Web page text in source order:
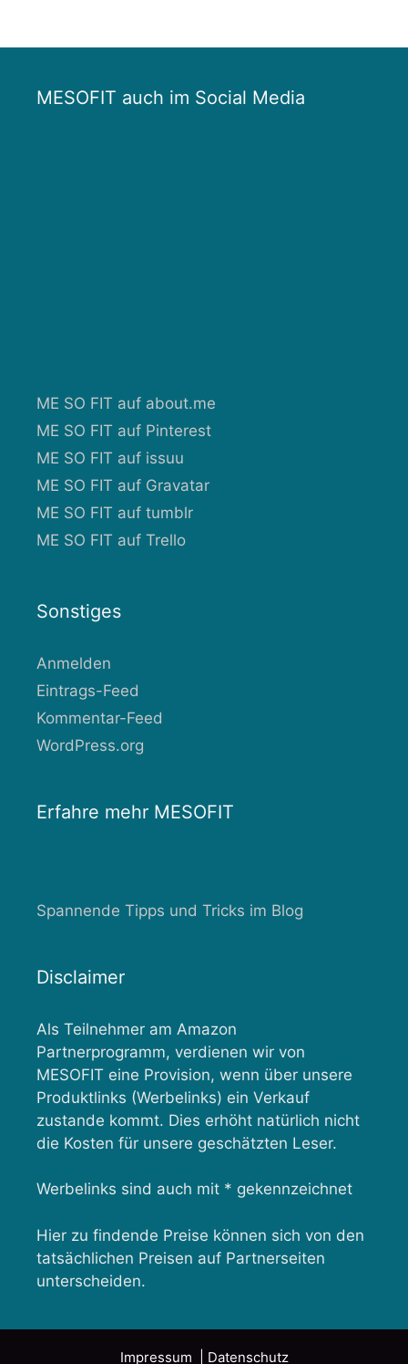
MESOFIT auch im Social Media
ME SO FIT auf about.me
ME SO FIT auf Pinterest
ME SO FIT auf issuu
ME SO FIT auf Gravatar
ME SO FIT auf tumblr
ME SO FIT auf Trello
Sonstiges
Anmelden
Eintrags-Feed
Kommentar-Feed
WordPress.org
Erfahre mehr MESOFIT
Spannende Tipps und Tricks im Blog
Disclaimer
Als Teilnehmer am Amazon
Partnerprogramm, verdienen wir von
MESOFIT eine Provision, wenn über unsere
Produktlinks (Werbelinks) ein Verkauf
zustande kommt. Dies erhöht natürlich nicht
die Kosten für unsere geschätzten Leser.
Werbelinks sind auch mit * gekennzeichnet
Hier zu findende Preise können sich von den
tatsächlichen Preisen auf Partnerseiten
unterscheiden.
Impressum | Datenschutz